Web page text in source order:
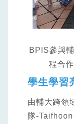
BPIS參與
程合
學生學習
由輔大跨領
隊-